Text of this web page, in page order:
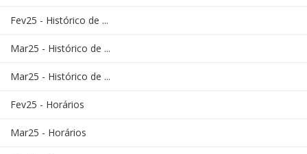
Fev25 - Histórico de ...
Mar25 - Histórico de ...
Mar25 - Histórico de ...
Fev25 - Horários
Mar25 - Horários